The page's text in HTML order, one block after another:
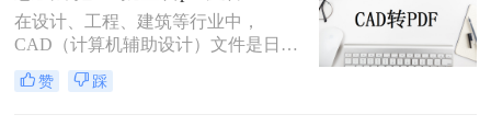
本文将介绍三种方法，帮助您实现
CAD转PDF的过程中线型的完美保
留。
在设计、工程、建筑等行业中，
CAD（计算机辅助设计）文件是日常
工作中不可或缺的一部分。然而，为
了便于分享、打印或存档，经常需要
赞 踩